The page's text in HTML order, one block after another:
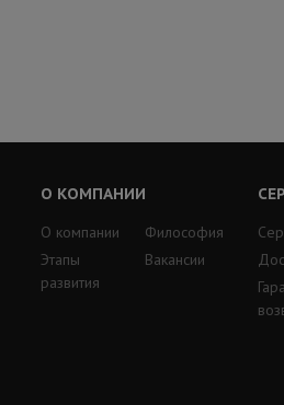
О КОМПАНИИ
О компании
Этапы
развития
Философия
Вакансии